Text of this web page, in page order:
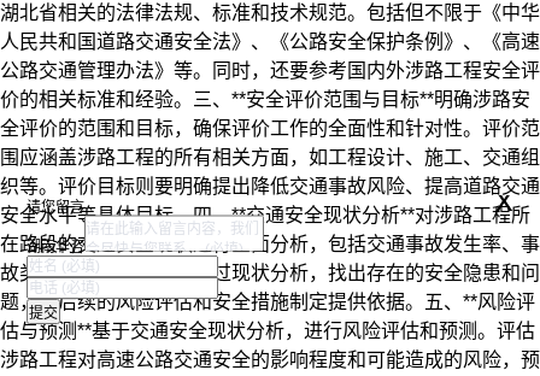
湖北省相关的法律法规、标准和技术规范。包括但不限于《中华
人民共和国道路交通安全法》、《公路安全保护条例》、《高速
公路交通管理办法》等。同时，还要参考国内外涉路工程安全评
价的相关标准和经验。三、**安全评价范围与目标**明确涉路安
全评价的范围和目标，确保评价工作的全面性和针对性。评价范
围应涵盖涉路工程的所有相关方面，如工程设计、施工、交通组
织等。评价目标则要明确提出降低交通事故风险、提高道路交通
安全水平等具体目标。四、**交通安全现状分析**对涉路工程所
在路段的交通安全现状进行全面分析，包括交通事故发生率、事
故类型、事故原因等。通过现状分析，找出存在的安全隐患和问
题，为后续的风险评估和安全措施制定提供依据。五、**风险评
估与预测**基于交通安全现状分析，进行风险评估和预测。评估
涉路工程对高速公路交通安全的影响程度和可能造成的风险，预
请您留言 x
湖南华咨